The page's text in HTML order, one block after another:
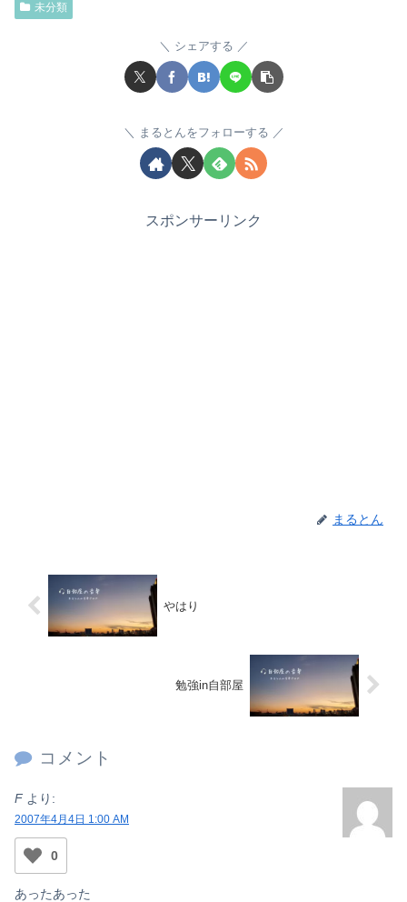
未分類
シェアする
まるとんをフォローする
スポンサーリンク
まるとん
やはり
勉強in自部屋
コメント
F より:
2007年4月4日 1:00 AM
0
あったあった